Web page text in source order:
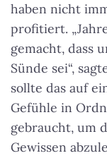
haben nicht
profitiert.
gemacht, dass
Sünde sei“,
sollte das auf
Gefühle in
gebraucht, um
Gewissen